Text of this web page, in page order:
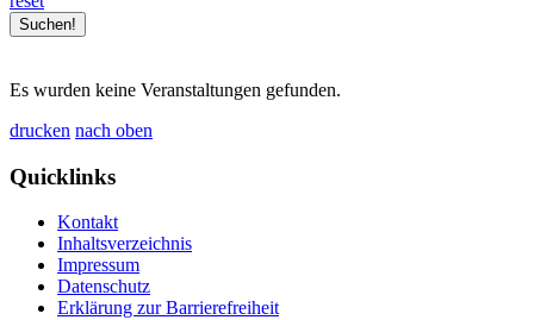
Es wurden keine Veranstaltungen gefunden.
drucken nach oben
Quicklinks
Kontakt
Inhaltsverzeichnis
Impressum
Datenschutz
Erklärung zur Barrierefreiheit